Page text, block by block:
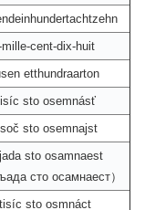
cent-dix-huit
etthundraarton
sto osemnásť
sto osemnajst
sto osamnaest
сто осамнаест）
sto osmnáct